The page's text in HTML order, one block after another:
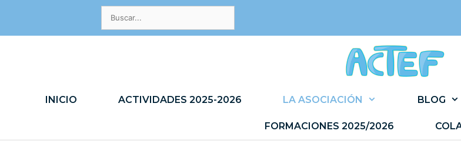
contenido
INICIO ACTIVIDADES 2025-2026 LA ASOCIACIÓN BLOG
FORMACIONES 2025/2026